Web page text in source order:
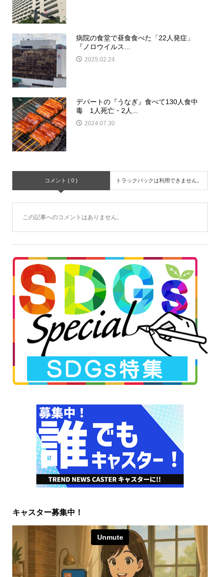
病院の食堂で昼食食べた「22人発症」
『ノロウイルス...
2025.02.24
デパートの『うなぎ』食べて130人食中
毒 1人死亡・2人...
2024.07.30
コメント ( 0 ) トラックバックは利用できません。
この記事へのコメントはありません。
キャスター募集中！